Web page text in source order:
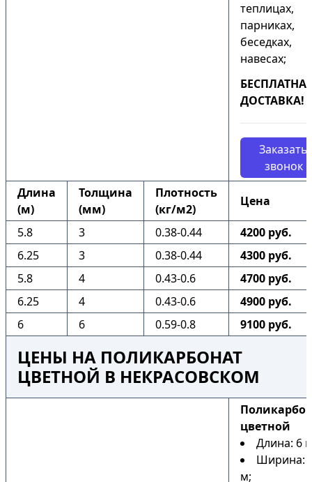
теплицах,
парниках,
беседках,
навесах;
ДОСТАВКА!
Заказать
звонок
Длина
(м)
Толщина
(мм)
Плотность
(кг/м2)
Цена
5.8 3 0.38-0.44
4200 руб.
6.25
3 0.38-0.44
4300 руб.
5.8
4 0.43-0.6
4700 руб.
6.25
4 0.43-0.6
4900 руб.
6
6 0.59-0.8 9100 руб.
ЦЕНЫ НА ПОЛИКАРБОНАТ
ЦВЕТНОЙ В НЕКРАСОВСКОМ
цветной
Длина: 6
Ширина:
м;